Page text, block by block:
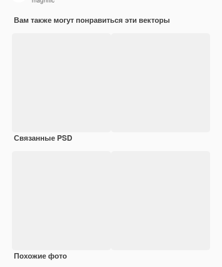
Вам также могут понравиться эти векторы
Связанные PSD
Похожие фото